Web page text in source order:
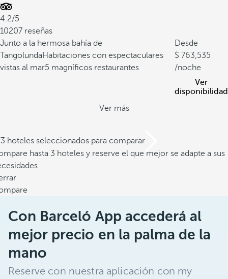
4.2/5
10207 reseñas
Junto a la hermosa bahía de
TangolundaHabitaciones con espectaculares
vistas al mar5 magníficos restaurantes
Desde
763,535
/noche
Ver
disponibilidad
Ver más
hoteles seleccionados para comparar
hasta 3 hoteles y reserve el que mejor se adapte a sus
Con Barceló App accederá al
mejor precio en la palma de la
mano
Reserve con nuestra aplicación con my